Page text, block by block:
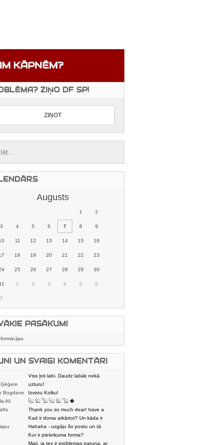
KĀPNĒM?
ZIŅO DF SP!
Augusts
1 2
3 4 5 6 7 8 9
11 12 13 14 15 16
18 19 20 21 22 23
25 26 27 28 29 30
1 2 3 4 5 6
7
PASĀKUMI
UN SVAIGI KOMENTĀRI
Viss ļoti labi. Daudz labāk nekā
karstmaizīšu
uzturu!
Bogdane
Izvirzu Kolku!
Ali
𓌜ඞ 𓌱ඞ 𓌏ඞ 𓌜ඞ 𓌱ඞ 𓌏ඞ �
Thank you so much dear! have a
nice day
Kad ir doma atkārtot? Un kāda ir
aptuvenā dalī
Hahaha - uzgāju šo postu un tā
sasmējos. Četr
Kur ir pieteikuma forma?
Mari, ja tev ir problemas paruna, ar